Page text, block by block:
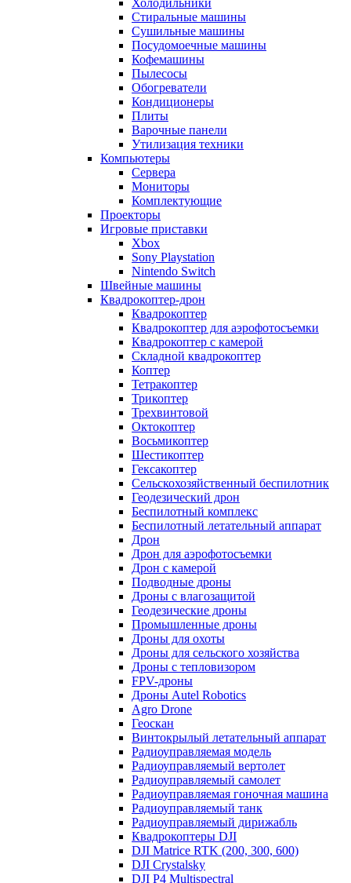
Холодильники
Стиральные машины
Сушильные машины
Посудомоечные машины
Кофемашины
Пылесосы
Обогреватели
Кондиционеры
Плиты
Варочные панели
Утилизация техники
Компьютеры
Сервера
Мониторы
Комплектующие
Проекторы
Игровые приставки
Xbox
Sony Playstation
Nintendo Switch
Швейные машины
Квадрокоптер-дрон
Квадрокоптер
Квадрокоптер для аэрофотосъемки
Квадрокоптер с камерой
Складной квадрокоптер
Коптер
Тетракоптер
Трикоптер
Трехвинтовой
Октокоптер
Восьмикоптер
Шестикоптер
Гексакоптер
Сельскохозяйственный беспилотник
Геодезический дрон
Беспилотный комплекс
Беспилотный летательный аппарат
Дрон
Дрон для аэрофотосъемки
Дрон с камерой
Подводные дроны
Дроны с влагозащитой
Геодезические дроны
Промышленные дроны
Дроны для охоты
Дроны для сельского хозяйства
Дроны с тепловизором
FPV-дроны
Дроны Autel Robotics
Agro Drone
Геоскан
Винтокрылый летательный аппарат
Радиоуправляемая модель
Радиоуправляемый вертолет
Радиоуправляемый самолет
Радиоуправляемая гоночная машина
Радиоуправляемый танк
Радиоуправляемый дирижабль
Квадрокоптеры DJI
DJI Matrice RTK (200, 300, 600)
DJI Crystalsky
DJI P4 Multispectral